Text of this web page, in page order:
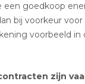
een goedkoop
bij voorkeur
voorbeeld in
zijn